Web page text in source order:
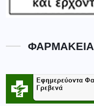
ΦΑΡΜΑΚΕΙΑ